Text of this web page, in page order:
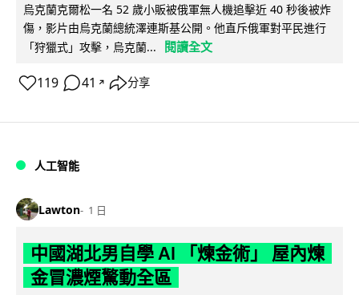
烏克蘭克爾松一名 52 歲小販被俄軍無人機追擊近 40 秒後被炸
傷，影片由烏克蘭總統澤連斯基公開。他直斥俄軍對平民進行
「狩獵式」攻擊，烏克蘭...
閱讀全文
119 41 ↗ 分享
人工智能
Lawton 1 日
中國湖北男自學 AI 「煉金術」 屋內煉
金冒濃煙驚動全區